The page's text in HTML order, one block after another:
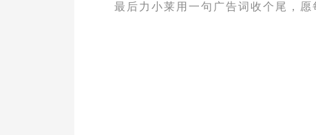
最后力小莱用一句广告词收个尾，